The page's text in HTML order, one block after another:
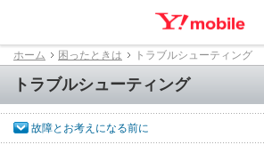
ホーム 困ったときは トラブルシューティング
トラブルシューティング
故障とお考えになる前に